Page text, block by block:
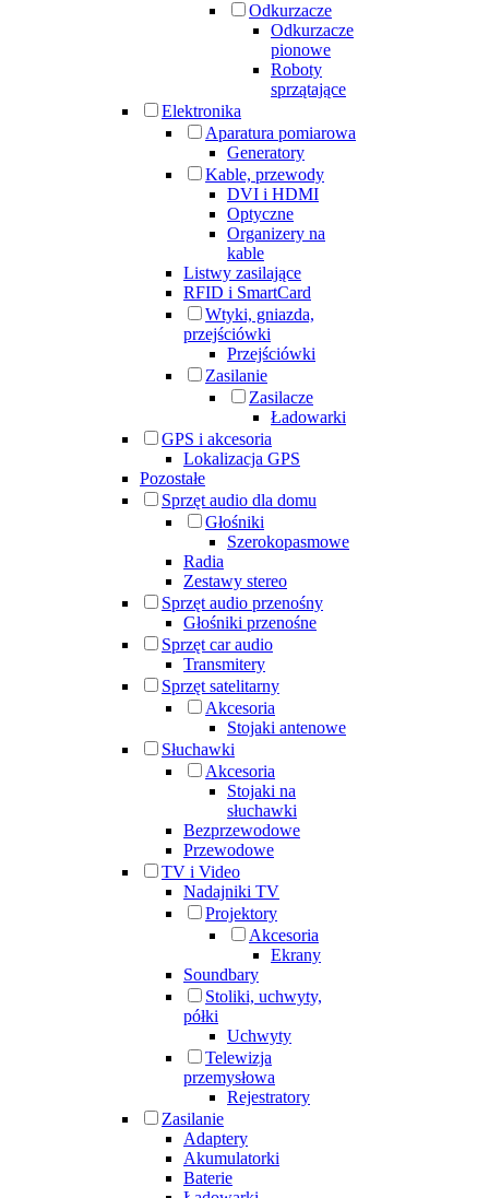
Odkurzacze
Odkurzacze
pionowe
Roboty
sprzątające
Elektronika
Aparatura pomiarowa
Generatory
Kable, przewody
DVI i HDMI
Optyczne
Organizery na
kable
Listwy zasilające
RFID i SmartCard
Wtyki, gniazda,
przejściówki
Przejściówki
Zasilanie
Zasilacze
Ładowarki
GPS i akcesoria
Lokalizacja GPS
Pozostałe
Sprzęt audio dla domu
Głośniki
Szerokopasmowe
Radia
Zestawy stereo
Sprzęt audio przenośny
Głośniki przenośne
Sprzęt car audio
Transmitery
Sprzęt satelitarny
Akcesoria
Stojaki antenowe
Słuchawki
Akcesoria
Stojaki na
słuchawki
Bezprzewodowe
Przewodowe
TV i Video
Nadajniki TV
Projektory
Akcesoria
Ekrany
Soundbary
Stoliki, uchwyty,
półki
Uchwyty
Telewizja
przemysłowa
Rejestratory
Zasilanie
Adaptery
Akumulatorki
Baterie